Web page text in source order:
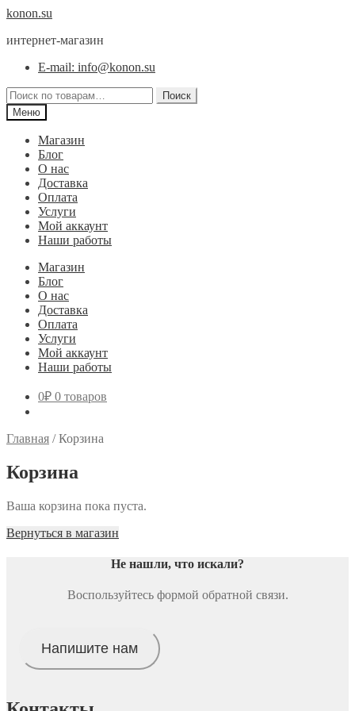
Перейти
навигации
Перейти
содержимому
konon.su
интернет-магазин
E-mail: info@konon.su
Искать:
Поиск
Меню
Магазин
Блог
О нас
Доставка
Оплата
Услуги
Мой аккаунт
Наши работы
Магазин
Блог
О нас
Доставка
Оплата
Услуги
Мой аккаунт
Наши работы
0₽ 0 товаров
Главная /Корзина
Корзина
Ваша корзина пока пуста.
Вернуться в магазин
Не нашли, что искали?
Воспользуйтесь формой обратной связи.
Напишите нам